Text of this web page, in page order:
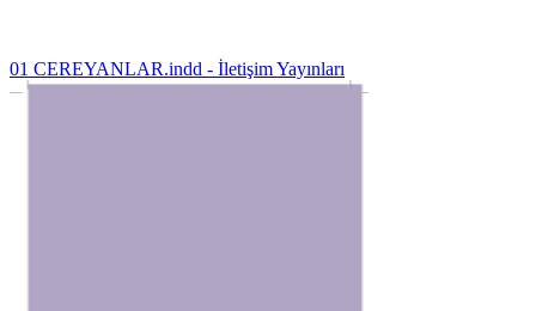
01 CEREYANLAR.indd - İletişim Yayınları